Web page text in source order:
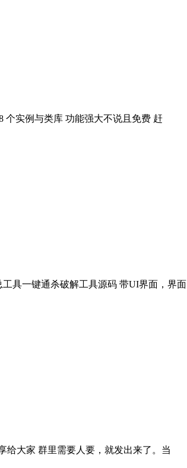
个实例与类库 功能强大不说且免费 赶
具一键通杀破解工具源码 带UI界面，界面
给大家 群里需要人要，就发出来了。当